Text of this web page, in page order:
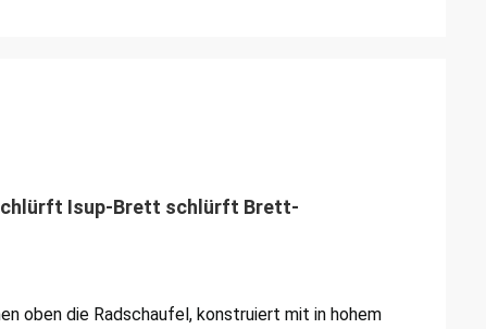
Isup-Brett schlürft Brett-
oben die Radschaufel, konstruiert mit in hohem